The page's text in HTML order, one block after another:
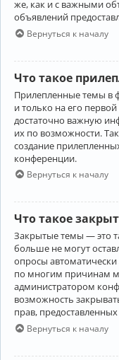
же, как и с важными
объявлений
Вернуться к началу
Что такое
Прилепленные темы в
и только на его
достаточно важную
их по возможности.
создание
конференции.
Вернуться к началу
Что такое
Закрытые темы — это
больше не могут
опросы
по многим причинам
администратором
возможность
прав,
Вернуться к началу